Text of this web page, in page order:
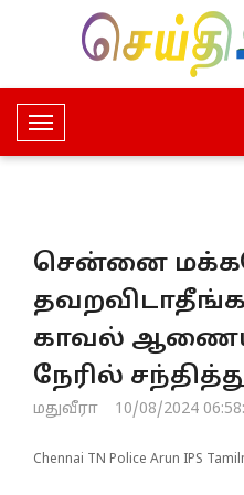
T
o
e
a
v
i
a
சென்னை
காவல்
நேரில்
மதுவீரா 10/08/2024
Chennai TN Police Arun IPS